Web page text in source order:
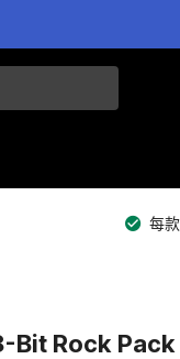
每
Bit Rock Pack